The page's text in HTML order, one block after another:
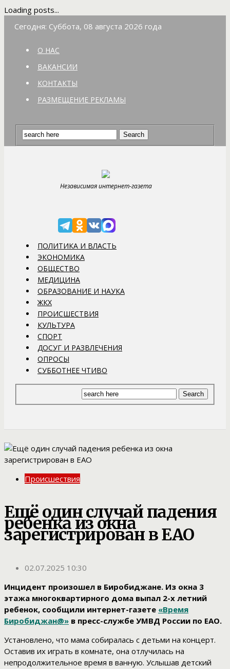
Loading posts...
Сегодня: Суббота, 08 августа 2026 года
О НАС
ВАКАНСИИ
КОНТАКТЫ
РАЗМЕЩЕНИЕ РЕКЛАМЫ
Независимая интернет-газета
ПОЛИТИКА И ВЛАСТЬ
ЭКОНОМИКА
ОБЩЕСТВО
МЕДИЦИНА
ОБРАЗОВАНИЕ И НАУКА
ЖКХ
ПРОИСШЕСТВИЯ
КУЛЬТУРА
СПОРТ
ДОСУГ И РАЗВЛЕЧЕНИЯ
ОПРОСЫ
СУББОТНЕЕ ЧТИВО
Происшествия
Ещё один случай падения
ребенка из окна
зарегистрирован в ЕАО
02.07.2025 10:30
Инцидент произошел в Биробиджане. Из окна 3
этажа многоквартирного дома выпал 2-х летний
ребенок, сообщили интернет-газете «Время
Биробиджан@» в пресс-службе УМВД России по ЕАО.
Установлено, что мама собиралась с детьми на концерт.
Оставив их играть в комнате, она отлучилась на
непродолжительное время в ванную. Услышав детский